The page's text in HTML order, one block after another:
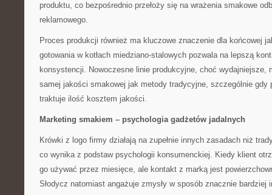
produktu, co bezpośrednio przełoży się na wrażenia smakowe
reklamowego.
Proces produkcji również ma kluczowe znaczenie dla końcowej
gotowania w kotłach miedziano-stalowych pozwala na lepszą
konsystencji. Nowoczesne linie produkcyjne, choć wydajniejsze,
samej jakości smakowej jak metody tradycyjne, szczególnie gdy
traktuje ilość kosztem jakości.
Marketing smakiem – psychologia gadżetów jadalnych
Krówki z logo firmy działają na zupełnie innych zasadach niż
co wynika z podstaw psychologii konsumenckiej. Kiedy klient
go używać przez miesięce, ale kontakt z marką jest
Słodycz natomiast angażuje zmysły w sposób znacznie bardziej